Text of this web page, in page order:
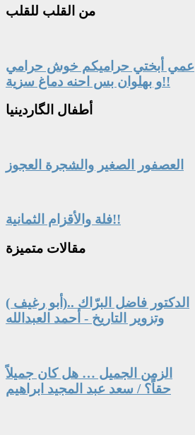
من القلب للقلب
عمي أبختي حراميكم خوش حرامي
و بهلوان بس احنه دماغ سزية!!
أطفال الگاردينيا
العصفور الصغير والشجرة العجوز
فلة والأقزام الثمانية!!
مقالات متميزة
الدكتور فاضل البرّاك ..(أبو رغيف )
وتزوير التاريخ - أحمد العبدالله
الزمن الجميل … هل كان جميلاً
حقاً؟ / سعد عبد المجيد ابراهيم